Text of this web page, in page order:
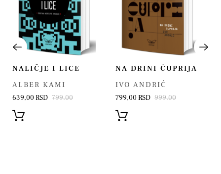
NALIČJE I LICE
ALBER KAMI
639,00 RSD 799.00
NA DRINI ĆUPRIJA
IVO ANDRIĆ
799,00 RSD 999.00